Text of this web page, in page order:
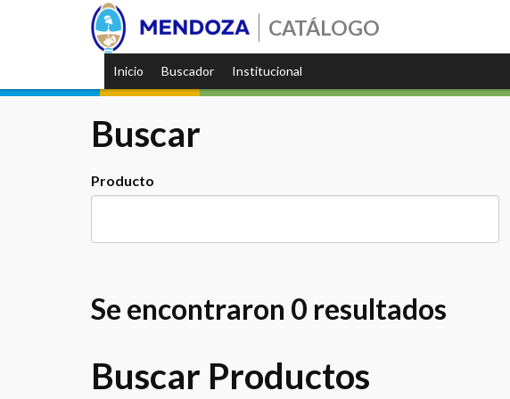
CATÁLOGO
Inicio Buscador Institucional
Buscar
Producto
Se encontraron 0 resultados
Buscar Productos